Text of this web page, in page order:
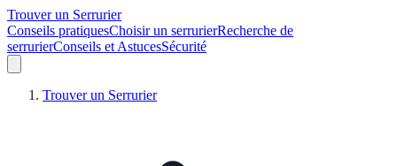
Trouver un Serrurier
Conseils pratiquesChoisir un serrurierRecherche de
serrurierConseils et AstucesSécurité
Trouver un Serrurier